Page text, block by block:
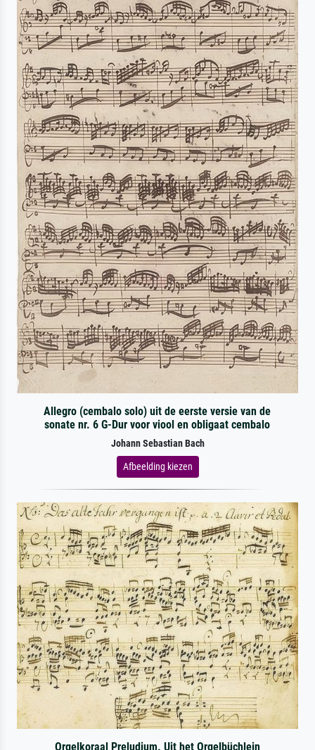
Allegro (cembalo solo) uit de eerste versie van de
sonate nr. 6 G-Dur voor viool en obligaat cembalo
Johann Sebastian Bach
Afbeelding kiezen
Orgelkoraal Preludium. Uit het Orgelbüchlein